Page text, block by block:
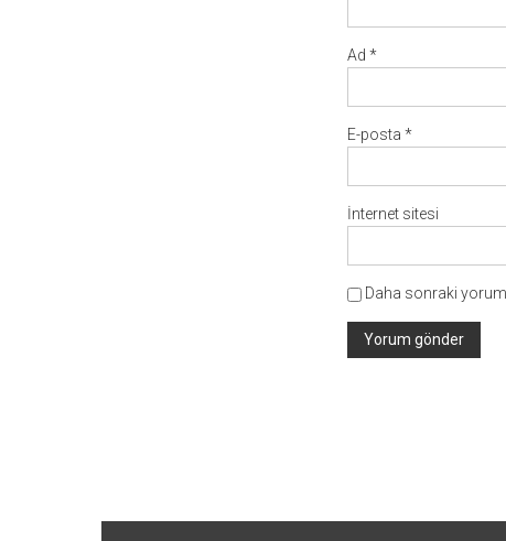
Ad *
E-posta *
İnternet sitesi
Daha sonraki